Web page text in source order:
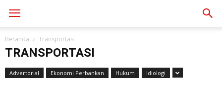
Beranda Transportasi
TRANSPORTASI
Advertorial Ekonomi Perbankan Hukum Idiologi